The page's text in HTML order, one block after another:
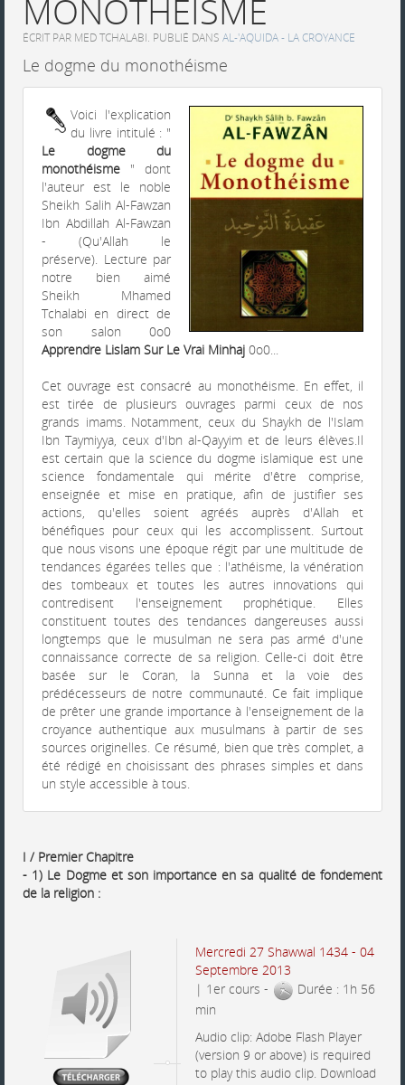
MONOTHÉISME
ÉCRIT PAR MED TCHALABI. PUBLIÉ DANS AL-'AQUIDA - LA CROYANCE
Le dogme du monothéisme
Voici l'explication
du livre intitulé : "
Le dogme du
monothéisme " dont
l'auteur est le noble
Sheikh Salih Al-Fawzan
Ibn Abdillah Al-Fawzan
- (Qu'Allah le
préserve). Lecture par
notre bien aimé
Sheikh Mhamed
Tchalabi en direct de
son salon 0o0
Apprendre Lislam Sur Le Vrai Minhaj 0o0...
Cet ouvrage est consacré au monothéisme. En effet, il
est tirée de plusieurs ouvrages parmi ceux de nos
grands imams. Notamment, ceux du Shaykh de l'Islam
Ibn Taymiyya, ceux d'Ibn al-Qayyim et de leurs élèves.Il
est certain que la science du dogme islamique est une
science fondamentale qui mérite d'être comprise,
enseignée et mise en pratique, afin de justifier ses
actions, qu'elles soient agréés auprès d'Allah et
bénéfiques pour ceux qui les accomplissent. Surtout
que nous visons une époque régit par une multitude de
tendances égarées telles que : l'athéisme, la vénération
des tombeaux et toutes les autres innovations qui
contredisent l'enseignement prophétique. Elles
constituent toutes des tendances dangereuses aussi
longtemps que le musulman ne sera pas armé d'une
connaissance correcte de sa religion. Celle-ci doit être
basée sur le Coran, la Sunna et la voie des
prédécesseurs de notre communauté. Ce fait implique
de prêter une grande importance à l'enseignement de la
croyance authentique aux musulmans à partir de ses
sources originelles. Ce résumé, bien que très complet, a
été rédigé en choisissant des phrases simples et dans
un style accessible à tous.
I / Premier Chapitre
- 1) Le Dogme et son importance en sa qualité de fondement
de la religion :
Mercredi 27 Shawwal 1434 - 04
Septembre 2013
| 1er cours -
Durée : 1h 56
min
Audio clip: Adobe Flash Player
(version 9 or above) is required
to play this audio clip. Download